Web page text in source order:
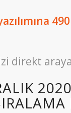
direkt